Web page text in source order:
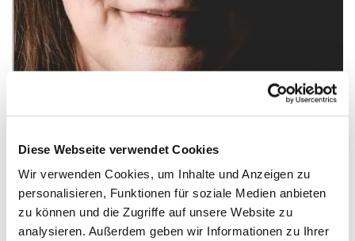
Diese Webseite verwendet Cookies
Wir verwenden Cookies, um Inhalte und Anzeigen zu
personalisieren, Funktionen für soziale Medien anbieten
zu können und die Zugriffe auf unsere Website zu
analysieren. Außerdem geben wir Informationen zu Ihrer